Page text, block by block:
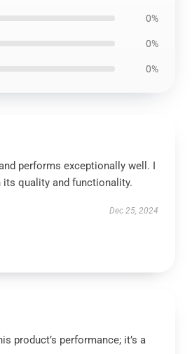
0%
0%
0%
performs exceptionally well. I
its quality and functionality.
Dec 25, 2024
product’s performance; it’s a